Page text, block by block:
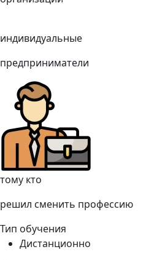
индивидуальные
предприниматели
тому кто
решил сменить профессию
Тип обучения
Дистанционно